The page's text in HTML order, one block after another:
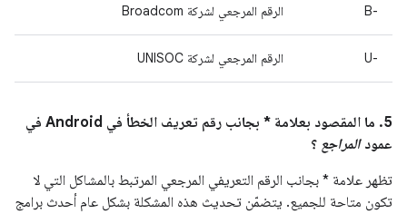
B-‎ الرقم المرجعي لشركة Broadcom
U-‎ الرقم المرجعي لشركة UNISOC
5. ما المقصود بعلامة * بجانب رقم تعريف الخطأ في Android في
عمودالمراجع ؟
تظهر علامة * بجانب الرقم التعريفي المرجعي المرتبط بالمشاكل التي لا
تكون متاحة للجميع. يتضمّن تحديث هذه المشكلة بشكل عام أحدث برامج